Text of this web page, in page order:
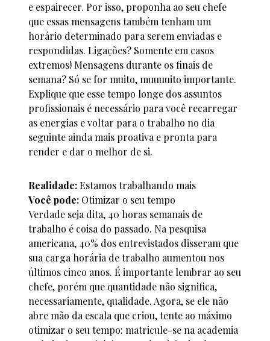
e espairecer. Por isso, proponha ao seu chefe
que essas mensagens também tenham um
horário determinado para serem enviadas e
respondidas. Ligações? Somente em casos
extremos! Mensagens durante os finais de
semana? Só se for muito, muuuuito importante.
Explique que esse tempo longe dos assuntos
profissionais é necessário para você recarregar
as energias e voltar para o trabalho no dia
seguinte ainda mais proativa e pronta para
render e dar o melhor de si.
Realidade:Estamos trabalhando mais
Você pode: Otimizar o seu tempo
Verdade seja dita, 40 horas semanais de
trabalho é coisa do passado. Na pesquisa
americana, 40% dos entrevistados disseram que
sua carga horária de trabalho aumentou nos
últimos cinco anos. É importante lembrar ao seu
chefe, porém que quantidade não significa,
necessariamente, qualidade. Agora, se ele não
abre mão da escala que criou, tente ao máximo
otimizar o seu tempo: matricule-se na academia